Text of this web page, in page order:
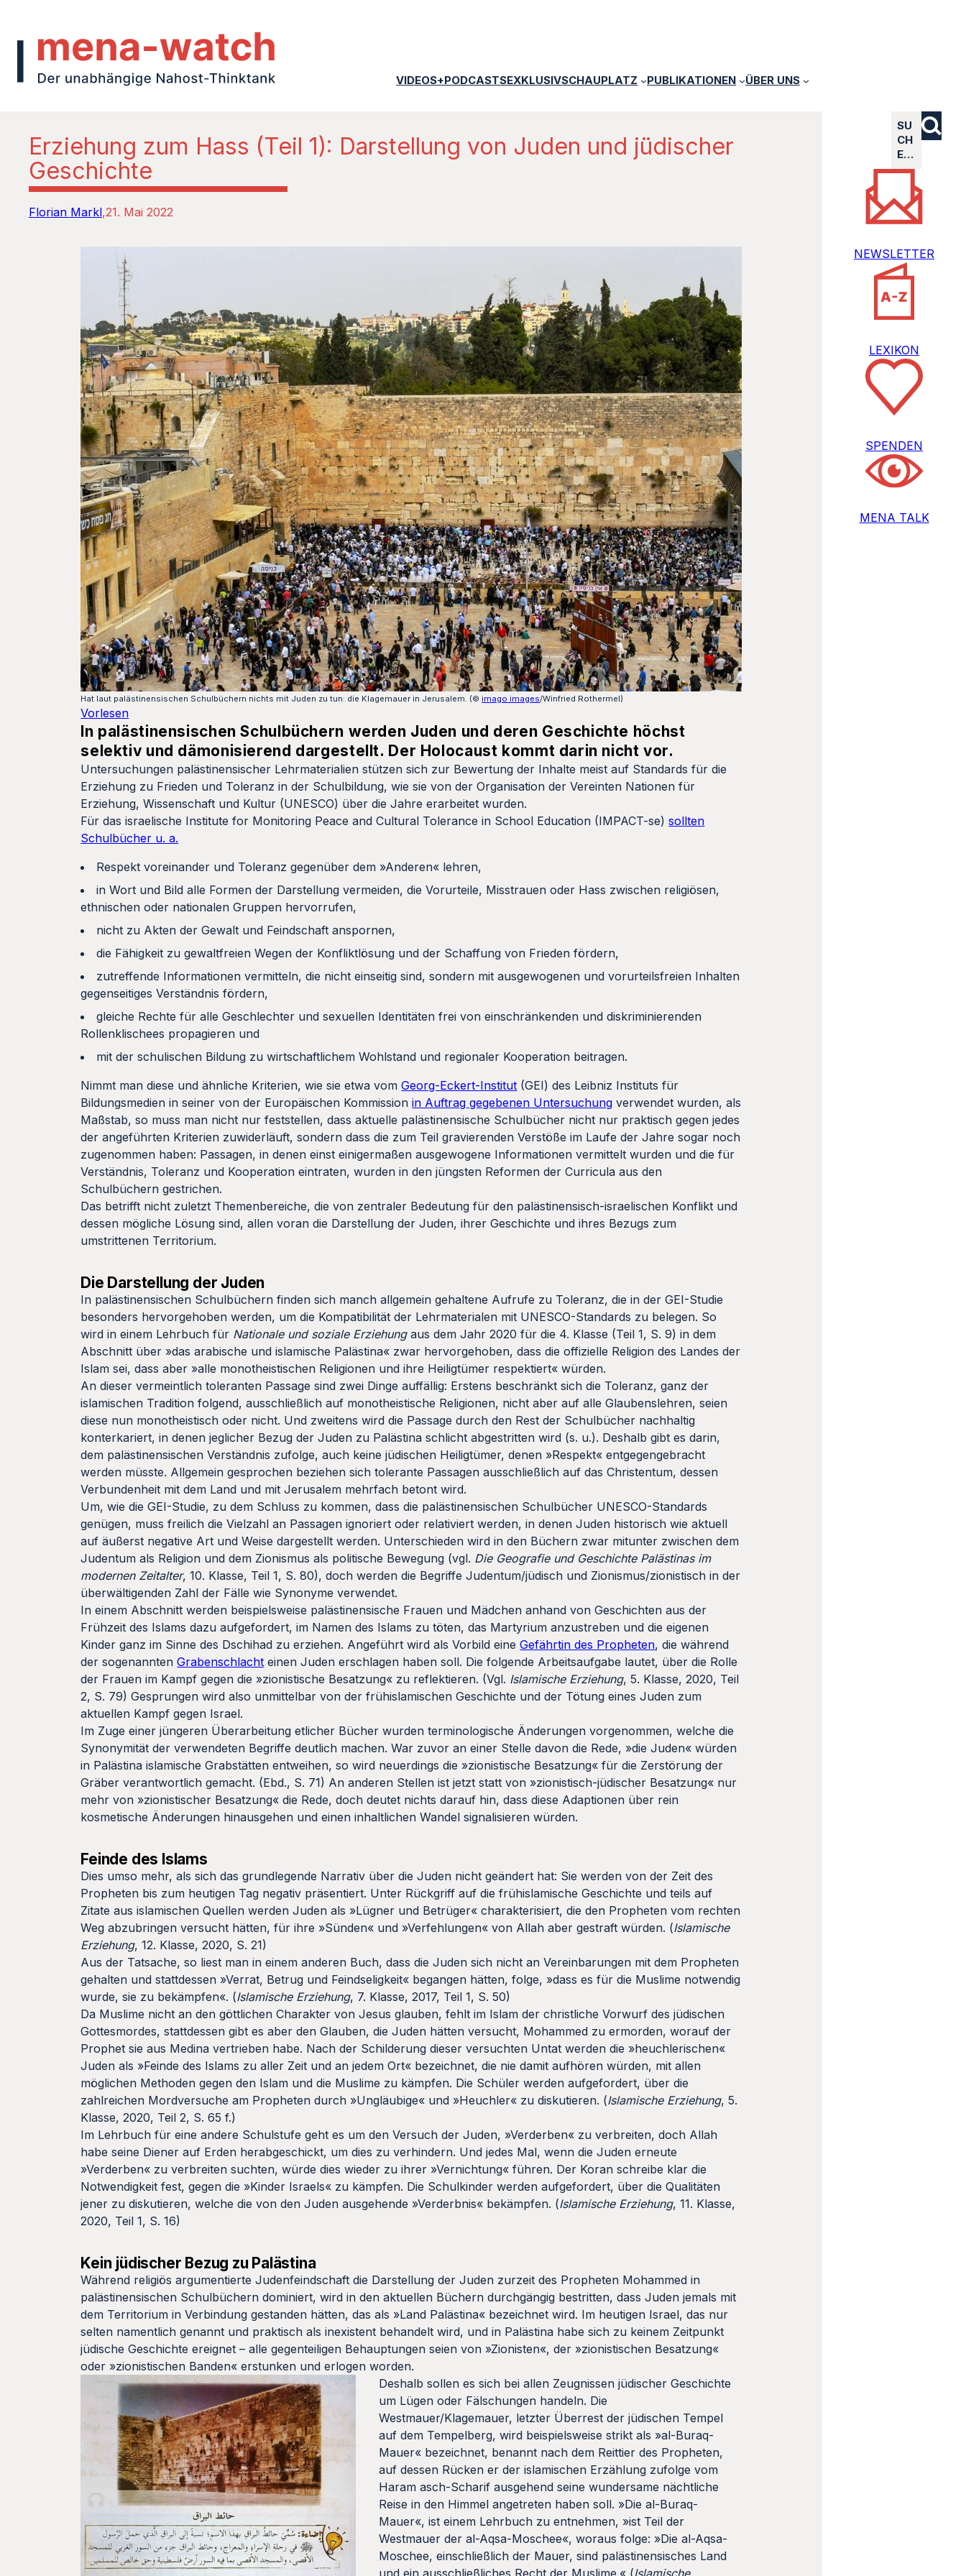
VIDEOS+PODCASTSEXKLUSIVSCHAUPLATZ PUBLIKATIONEN ÜBER UNS
Erziehung zum Hass (Teil 1): Darstellung von Juden und jüdischer
Geschichte
Florian Markl 21. Mai 2022
Hat laut palästinensischen Schulbüchern nichts mit Juden zu tun: die Klagemauer in Jerusalem. (©imago images/Winfried Rothermel)
Vorlesen
In palästinensischen Schulbüchern werden Juden und deren Geschichte höchst
selektiv und dämonisierend dargestellt. Der Holocaust kommt darin nicht vor.
Untersuchungen palästinensischer Lehrmaterialien stützen sich zur Bewertung der Inhalte meist auf Standards für die
Erziehung zu Frieden und Toleranz in der Schulbildung, wie sie von der Organisation der Vereinten Nationen für
Erziehung, Wissenschaft und Kultur (UNESCO) über die Jahre erarbeitet wurden.
Für das israelische Institute for Monitoring Peace and Cultural Tolerance in School Education (IMPACT-se)sollten
Schulbücher u. a.
Respekt voreinander und Toleranz gegenüber dem »Anderen« lehren,
in Wort und Bild alle Formen der Darstellung vermeiden, die Vorurteile, Misstrauen oder Hass zwischen religiösen,
ethnischen oder nationalen Gruppen hervorrufen,
nicht zu Akten der Gewalt und Feindschaft anspornen,
die Fähigkeit zu gewaltfreien Wegen der Konfliktlösung und der Schaffung von Frieden fördern,
zutreffende Informationen vermitteln, die nicht einseitig sind, sondern mit ausgewogenen und vorurteilsfreien Inhalten
gegenseitiges Verständnis fördern,
gleiche Rechte für alle Geschlechter und sexuellen Identitäten frei von einschränkenden und diskriminierenden
Rollenklischees propagieren und
mit der schulischen Bildung zu wirtschaftlichem Wohlstand und regionaler Kooperation beitragen.
Nimmt man diese und ähnliche Kriterien, wie sie etwa vomGeorg-Eckert-Institut (GEI) des Leibniz Instituts für
Bildungsmedien in seiner von der Europäischen Kommissionin Auftrag gegebenen Untersuchung verwendet wurden, als
Maßstab, so muss man nicht nur feststellen, dass aktuelle palästinensische Schulbücher nicht nur praktisch gegen jedes
der angeführten Kriterien zuwiderläuft, sondern dass die zum Teil gravierenden Verstöße im Laufe der Jahre sogar noch
zugenommen haben: Passagen, in denen einst einigermaßen ausgewogene Informationen vermittelt wurden und die für
Verständnis, Toleranz und Kooperation eintraten, wurden in den jüngsten Reformen der Curricula aus den
Schulbüchern gestrichen.
Das betrifft nicht zuletzt Themenbereiche, die von zentraler Bedeutung für den palästinensisch-israelischen Konflikt und
dessen mögliche Lösung sind, allen voran die Darstellung der Juden, ihrer Geschichte und ihres Bezugs zum
umstrittenen Territorium.
Die Darstellung der Juden
In palästinensischen Schulbüchern finden sich manch allgemein gehaltene Aufrufe zu Toleranz, die in der GEI-Studie
besonders hervorgehoben werden, um die Kompatibilität der Lehrmaterialen mit UNESCO-Standards zu belegen. So
wird in einem Lehrbuch für Nationale und soziale Erziehungaus dem Jahr 2020 für die 4. Klasse (Teil 1, S. 9) in dem
Abschnitt über »das arabische und islamische Palästina« zwar hervorgehoben, dass die offizielle Religion des Landes der
Islam sei, dass aber »alle monotheistischen Religionen und ihre Heiligtümer respektiert« würden.
An dieser vermeintlich toleranten Passage sind zwei Dinge auffällig: Erstens beschränkt sich die Toleranz, ganz der
islamischen Tradition folgend, ausschließlich auf monotheistische Religionen, nicht aber auf alle Glaubenslehren, seien
diese nun monotheistisch oder nicht. Und zweitens wird die Passage durch den Rest der Schulbücher nachhaltig
konterkariert, in denen jeglicher Bezug der Juden zu Palästina schlicht abgestritten wird (s. u.). Deshalb gibt es darin,
dem palästinensischen Verständnis zufolge, auch keine jüdischen Heiligtümer, denen »Respekt« entgegengebracht
werden müsste. Allgemein gesprochen beziehen sich tolerante Passagen ausschließlich auf das Christentum, dessen
Verbundenheit mit dem Land und mit Jerusalem mehrfach betont wird.
Um, wie die GEI-Studie, zu dem Schluss zu kommen, dass die palästinensischen Schulbücher UNESCO-Standards
genügen, muss freilich die Vielzahl an Passagen ignoriert oder relativiert werden, in denen Juden historisch wie aktuell
auf äußerst negative Art und Weise dargestellt werden. Unterschieden wird in den Büchern zwar mitunter zwischen dem
Judentum als Religion und dem Zionismus als politische Bewegung (vgl. Die Geografie und Geschichte Palästinas im
modernen Zeitalter, 10. Klasse, Teil 1, S. 80), doch werden die Begriffe Judentum/jüdisch und Zionismus/zionistisch in der
überwältigenden Zahl der Fälle wie Synonyme verwendet.
In einem Abschnitt werden beispielsweise palästinensische Frauen und Mädchen anhand von Geschichten aus der
Frühzeit des Islams dazu aufgefordert, im Namen des Islams zu töten, das Martyrium anzustreben und die eigenen
Kinder ganz im Sinne des Dschihad zu erziehen. Angeführt wird als Vorbild eineGefährtin des Propheten, die während
der sogenanntenGrabenschlacht einen Juden erschlagen haben soll. Die folgende Arbeitsaufgabe lautet, über die Rolle
der Frauen im Kampf gegen die »zionistische Besatzung« zu reflektieren. (Vgl. Islamische Erziehung, 5. Klasse, 2020, Teil
2, S. 79) Gesprungen wird also unmittelbar von der frühislamischen Geschichte und der Tötung eines Juden zum
aktuellen Kampf gegen Israel.
Im Zuge einer jüngeren Überarbeitung etlicher Bücher wurden terminologische Änderungen vorgenommen, welche die
Synonymität der verwendeten Begriffe deutlich machen. War zuvor an einer Stelle davon die Rede, »die Juden« würden
in Palästina islamische Grabstätten entweihen, so wird neuerdings die »zionistische Besatzung« für die Zerstörung der
Gräber verantwortlich gemacht. (Ebd., S. 71) An anderen Stellen ist jetzt statt von »zionistisch-jüdischer Besatzung« nur
mehr von »zionistischer Besatzung« die Rede, doch deutet nichts darauf hin, dass diese Adaptionen über rein
kosmetische Änderungen hinausgehen und einen inhaltlichen Wandel signalisieren würden.
Feinde des Islams
Dies umso mehr, als sich das grundlegende Narrativ über die Juden nicht geändert hat: Sie werden von der Zeit des
Propheten bis zum heutigen Tag negativ präsentiert. Unter Rückgriff auf die frühislamische Geschichte und teils auf
Zitate aus islamischen Quellen werden Juden als »Lügner und Betrüger« charakterisiert, die den Propheten vom rechten
Weg abzubringen versucht hätten, für ihre »Sünden« und »Verfehlungen« von Allah aber gestraft würden. (Islamische
Erziehung, 12. Klasse, 2020, S. 21)
Aus der Tatsache, so liest man in einem anderen Buch, dass die Juden sich nicht an Vereinbarungen mit dem Propheten
gehalten und stattdessen »Verrat, Betrug und Feindseligkeit« begangen hätten, folge, »dass es für die Muslime notwendig
wurde, sie zu bekämpfen«. (Islamische Erziehung, 7. Klasse, 2017, Teil 1, S. 50)
Da Muslime nicht an den göttlichen Charakter von Jesus glauben, fehlt im Islam der christliche Vorwurf des jüdischen
Gottesmordes, stattdessen gibt es aber den Glauben, die Juden hätten versucht, Mohammed zu ermorden, worauf der
Prophet sie aus Medina vertrieben habe. Nach der Schilderung dieser versuchten Untat werden die »heuchlerischen«
Juden als »Feinde des Islams zu aller Zeit und an jedem Ort« bezeichnet, die nie damit aufhören würden, mit allen
möglichen Methoden gegen den Islam und die Muslime zu kämpfen. Die Schüler werden aufgefordert, über die
zahlreichen Mordversuche am Propheten durch »Ungläubige« und »Heuchler« zu diskutieren. (Islamische Erziehung, 5.
Klasse, 2020, Teil 2, S. 65 f.)
Im Lehrbuch für eine andere Schulstufe geht es um den Versuch der Juden, »Verderben« zu verbreiten, doch Allah
habe seine Diener auf Erden herabgeschickt, um dies zu verhindern. Und jedes Mal, wenn die Juden erneute
»Verderben« zu verbreiten suchten, würde dies wieder zu ihrer »Vernichtung« führen. Der Koran schreibe klar die
Notwendigkeit fest, gegen die »Kinder Israels« zu kämpfen. Die Schulkinder werden aufgefordert, über die Qualitäten
jener zu diskutieren, welche die von den Juden ausgehende »Verderbnis« bekämpfen. (Islamische Erziehung, 11. Klasse,
2020, Teil 1, S. 16)
Kein jüdischer Bezug zu Palästina
Während religiös argumentierte Judenfeindschaft die Darstellung der Juden zurzeit des Propheten Mohammed in
palästinensischen Schulbüchern dominiert, wird in den aktuellen Büchern durchgängig bestritten, dass Juden jemals mit
dem Territorium in Verbindung gestanden hätten, das als »Land Palästina« bezeichnet wird. Im heutigen Israel, das nur
selten namentlich genannt und praktisch als inexistent behandelt wird, und in Palästina habe sich zu keinem Zeitpunkt
jüdische Geschichte ereignet – alle gegenteiligen Behauptungen seien von »Zionisten«, der »zionistischen Besatzung«
oder »zionistischen Banden« erstunken und erlogen worden.
Deshalb sollen es sich bei allen Zeugnissen jüdischer Geschichte
um Lügen oder Fälschungen handeln. Die
Westmauer/Klagemauer, letzter Überrest der jüdischen Tempel
auf dem Tempelberg, wird beispielsweise strikt als »al-Buraq-
Mauer« bezeichnet, benannt nach dem Reittier des Propheten,
auf dessen Rücken er der islamischen Erzählung zufolge vom
Haram asch-Scharif ausgehend seine wundersame nächtliche
Reise in den Himmel angetreten haben soll. »Die al-Buraq-
Mauer«, ist einem Lehrbuch zu entnehmen, »ist Teil der
Westmauer der al-Aqsa-Moschee«, woraus folge: »Die al-Aqsa-
Moschee, einschließlich der Mauer, sind palästinensisches Land
SU
CH
E…
NEWSLETTER
LEXIKON
SPENDEN
MENA TALK